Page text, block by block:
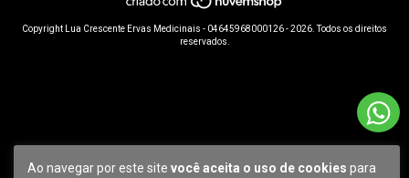
Ao navegar por este site você aceita o uso de cookies para
Copyright Lua Crescente Ervas Medicinais - 04645968000126 - 2026. Todos os direitos
reservados.